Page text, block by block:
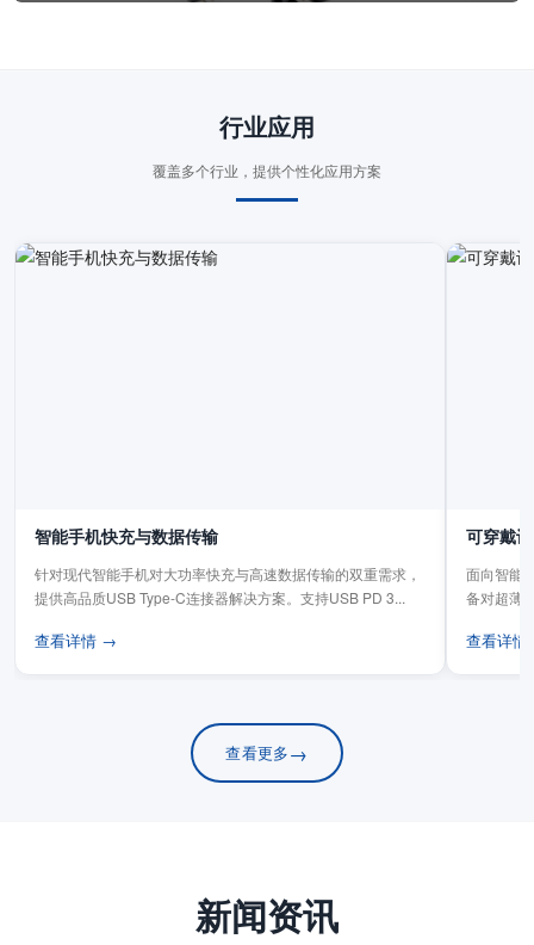
行业应用
覆盖多个行业，提供个性化应用方案
智能手机快充与数据传输
针对现代智能手机对大功率快充与高速数据传输的双重需求，
提供高品质USB Type-C连接器解决方案。支持USB PD 3...
查看详情 →
可穿戴
面向智能
备对超薄
查看详
查看更多→
新闻资讯